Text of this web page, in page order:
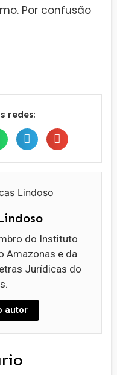
Por confusão
redes:
do Instituto
Amazonas e da
Jurídicas do
autor